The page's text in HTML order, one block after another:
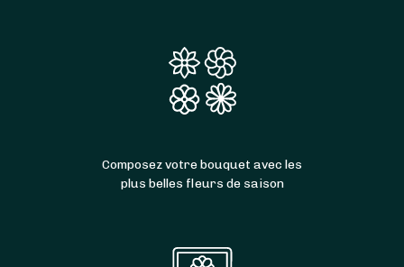
Composez votre bouquet avec les
plus belles fleurs de saison